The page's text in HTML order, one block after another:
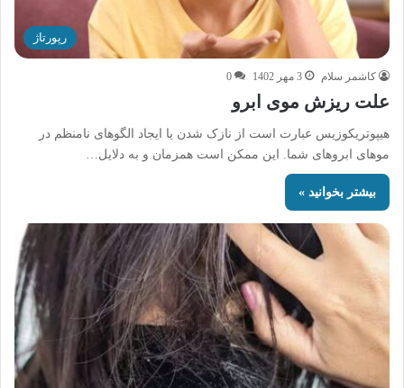
رپورتاژ
کاشمر سلام 3 مهر 1402 0
علت ریزش موی ابرو
هیپوتریکوزیس عبارت است از نازک شدن یا ایجاد الگوهای نامنظم در
موهای ابروهای شما. این ممکن است همزمان و به دلایل…
بیشتر بخوانید »